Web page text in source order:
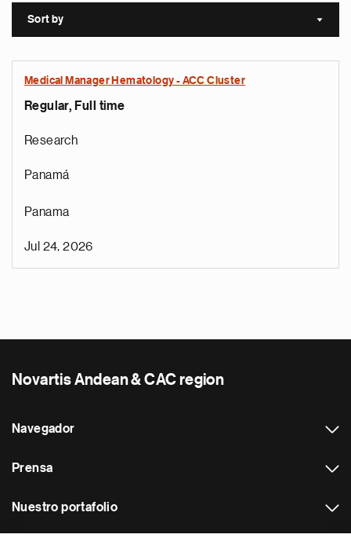
Sort by Sort
Medical Manager Hematology - ACC Cluster
Regular, Full time
Research
Panamá
Panama
Jul 24, 2026
Novartis Andean & CAC region
Navegador
Prensa
Nuestro portafolio